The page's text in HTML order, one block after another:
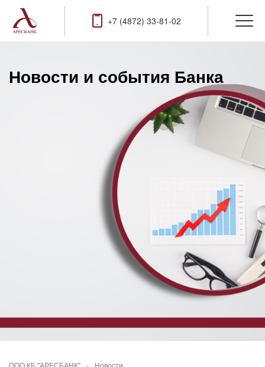
+7 (4872) 33-81-02
Новости и события Банка
ООО КБ "АРЕСБАНК" - Новости